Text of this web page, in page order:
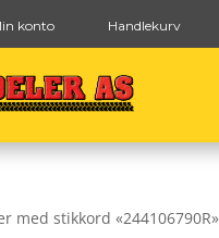
konto Handlekurv
med stikkord «244106790R»